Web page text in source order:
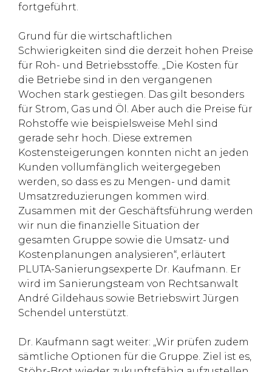
fortgeführt.
Grund für die wirtschaftlichen
Schwierigkeiten sind die derzeit hohen Preise
für Roh- und Betriebsstoffe. „Die Kosten für
die Betriebe sind in den vergangenen
Wochen stark gestiegen. Das gilt besonders
für Strom, Gas und Öl. Aber auch die Preise für
Rohstoffe wie beispielsweise Mehl sind
gerade sehr hoch. Diese extremen
Kostensteigerungen konnten nicht an jeden
Kunden vollumfänglich weitergegeben
werden, so dass es zu Mengen- und damit
Umsatzreduzierungen kommen wird.
Zusammen mit der Geschäftsführung werden
wir nun die finanzielle Situation der
gesamten Gruppe sowie die Umsatz- und
Kostenplanungen analysieren“, erläutert
PLUTA-Sanierungsexperte Dr. Kaufmann. Er
wird im Sanierungsteam von Rechtsanwalt
André Gildehaus sowie Betriebswirt Jürgen
Schendel unterstützt.
Dr. Kaufmann sagt weiter: „Wir prüfen zudem
sämtliche Optionen für die Gruppe. Ziel ist es,